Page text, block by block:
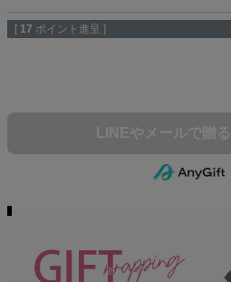
[ 17 ポイント進呈 ]